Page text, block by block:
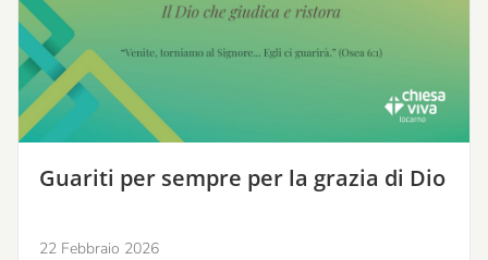
Guariti per sempre per la grazia di Dio
22 Febbraio 2026